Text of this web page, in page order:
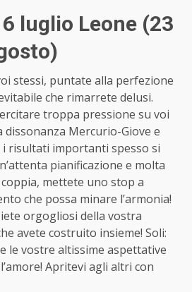
luglio Leone (23
stessi, puntate alla perfezione
che rimarrete delusi.
troppa pressione su voi
dissonanza Mercurio-Giove e
risultati importanti spesso si
pianificazione e molta
coppia, mettete uno stop a
che possa minare l’armonia!
orgogliosi della vostra
avete costruito insieme! Soli:
le vostre altissime aspettative
Apritevi agli altri con